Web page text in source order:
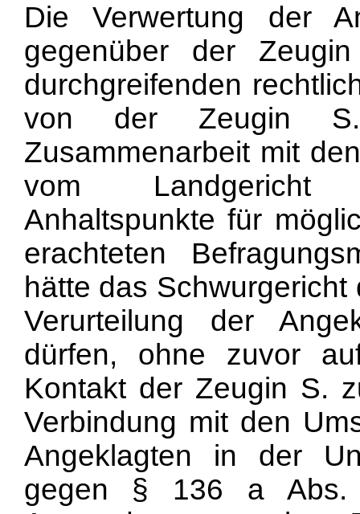
Die Verwertung der
gegenüber der
durchgreifenden
von der Zeugin S.
Zusammenarbeit mit
vom Landgericht
Anhaltspunkte für
erachteten
hätte das
Verurteilung der
dürfen, ohne zuvor
Kontakt der Zeugin S.
Verbindung mit den
Angeklagten in der
gegen § 136 a Abs.